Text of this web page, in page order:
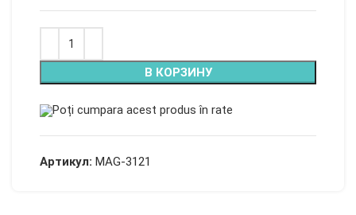
В КОРЗИНУ
Poți cumpara acest produs în rate
Артикул: MAG-3121